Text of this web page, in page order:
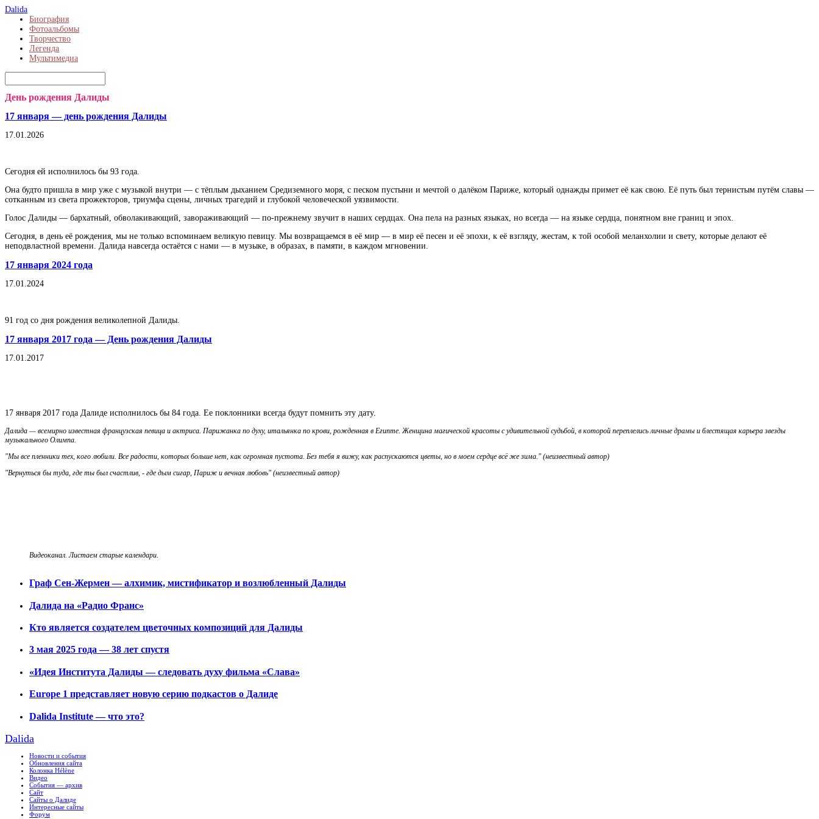
Dalida
Биография
Фотоальбомы
Творчество
Легенда
Мультимедиа
День рождения Далиды
17 января — день рождения Далиды
17.01.2026
Сегодня ей исполнилось бы 93 года.
Она будто пришла в мир уже с музыкой внутри — с тёплым дыханием Средиземного моря, с песком пустыни и мечтой о далёком Париже, который однажды примет её как свою. Её путь был тернистым путём славы —
сотканным из света прожекторов, триумфа сцены, личных трагедий и глубокой человеческой уязвимости.
Голос Далиды — бархатный, обволакивающий, завораживающий — по-прежнему звучит в наших сердцах. Она пела на разных языках, но всегда — на языке сердца, понятном вне границ и эпох.
Сегодня, в день её рождения, мы не только вспоминаем великую певицу. Мы возвращаемся в её мир — в мир её песен и её эпохи, к её взгляду, жестам, к той особой меланхолии и свету, которые делают её
неподвластной времени. Далида навсегда остаётся с нами — в музыке, в образах, в памяти, в каждом мгновении.
17 января 2024 года
17.01.2024
91 год со дня рождения великолепной Далиды.
17 января 2017 года — День рождения Далиды
17.01.2017
17 января 2017 года Далиде исполнилось бы 84 года. Ее поклонники всегда будут помнить эту дату.
Далида — всемирно известная французская певица и актриса. Парижанка по духу, итальянка по крови, рожденная в Египте. Женщина магической красоты с удивительной судьбой, в которой переплелись личные драмы и блестящая карьера звезды
музыкального Олимпа.
"Мы все пленники тех, кого любили. Все радости, которых больше нет, как огромная пустота. Без тебя я вижу, как распускаются цветы, но в моем сердце всё же зима." (неизвестный автор)
"Вернуться бы туда, где ты был счастлив, - где дым сигар, Париж и вечная любовь" (неизвестный автор)
Видеоканал. Листаем старые календари.
Граф Сен-Жермен — алхимик, мистификатор и возлюбленный Далиды
Далида на «Радио Франс»
Кто является создателем цветочных композиций для Далиды
3 мая 2025 года — 38 лет спустя
«Идея Института Далиды — следовать духу фильма «Слава»
Europe 1 представляет новую серию подкастов о Далиде
Dalida Institute — что это?
Dalida
Новости и события
Обновления сайта
Колонка Hélène
Видео
События — архив
Сайт
Сайты о Далиде
Интересные сайты
Форум